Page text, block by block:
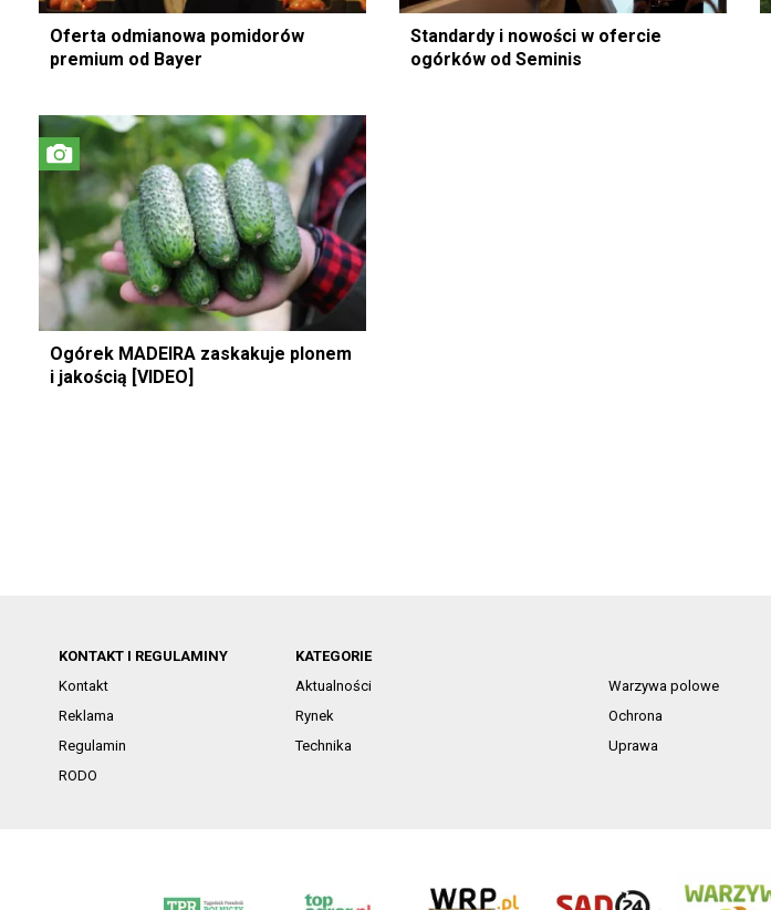
Oferta odmianowa pomidorów
premium od Bayer
Standardy i nowości w ofercie
ogórków od Seminis
Ogórek MADEIRA zaskakuje plonem
i jakością [VIDEO]
KONTAKT I REGULAMINY
Kontakt
Reklama
Regulamin
RODO
KATEGORIE
Aktualności
Warzywa polowe
Rynek
Ochrona
Technika
Uprawa